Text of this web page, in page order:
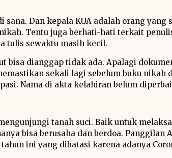
Dan kepala KUA adalah orang yang
Tentu juga berhati-hati terkait
tulis sewaktu masih kecil.
bisa dianggap tidak ada. Apalagi
sekali lagi sebelum buku nikah
Nama di akta kelahiran belum
tanah suci. Baik untuk
bisa berusaha dan berdoa. Panggilan
ini yang dibatasi karena adanya